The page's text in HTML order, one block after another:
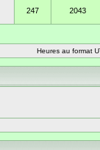
247 2043
Heures au format